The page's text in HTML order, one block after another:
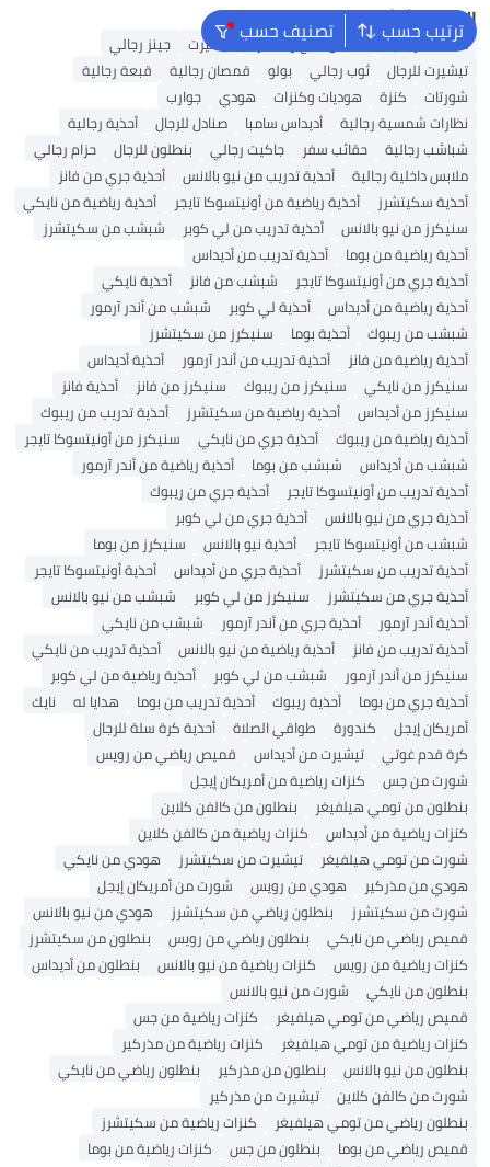
ترتيب حسب تصنيف حسب البحث الشائع
محفظة رجالية ملابس الحج والعمرة تيشيرت
جينز رجالي
تيشيرت للرجال
ثوب رجالي بولو قمصان رجالية
قبعة رجالية
شورتات
كنزة هوديات وكنزات هودي
جوارب
نظارات شمسية رجالية
أديداس سامبا صنادل للرجال
أحذية رجالية
شباشب رجالية
حقائب سفر جاكيت رجالي بنطلون للرجال
حزام رجالي
ملابس داخلية رجالية
أحذية تدريب من نيو بالانس
أحذية جري من فانز
أحذية سكيتشرز
أحذية رياضية من أونيتسوكا تايجر
أحذية رياضية من نايكي
سنيكرز من نيو بالانس
أحذية تدريب من لي كوبر
شبشب من سكيتشرز
أحذية رياضية من بوما
أحذية تدريب من أديداس
أحذية جري من أونيتسوكا تايجر
شبشب من فانز
أحذية نايكي
أحذية رياضية من أديداس
أحذية لي كوبر
شبشب من أندر آرمور
شبشب من ريبوك
أحذية بوما
سنيكرز من سكيتشرز
أحذية رياضية من فانز
أحذية تدريب من أندر آرمور
أحذية أديداس
سنيكرز من نايكي
سنيكرز من ريبوك سنيكرز من فانز
أحذية فانز
سنيكرز من أديداس
أحذية رياضية من سكيتشرز
أحذية تدريب من ريبوك
أحذية رياضية من ريبوك
أحذية جري من نايكي
سنيكرز من أونيتسوكا تايجر
شبشب من أديداس
شبشب من بوما
أحذية رياضية من أندر آرمور
أحذية تدريب من أونيتسوكا تايجر
أحذية جري من ريبوك
أحذية جري من نيو بالانس
أحذية جري من لي كوبر
شبشب من أونيتسوكا تايجر
أحذية نيو بالانس
سنيكرز من بوما
أحذية تدريب من سكيتشرز
أحذية جري من أديداس
أحذية أونيتسوكا تايجر
أحذية جري من سكيتشرز
سنيكرز من لي كوبر
شبشب من نيو بالانس
أحذية أندر آرمور
أحذية جري من أندر آرمور
شبشب من نايكي
أحذية تدريب من فانز
أحذية رياضية من نيو بالانس
أحذية تدريب من نايكي
سنيكرز من أندر آرمور
شبشب من لي كوبر
أحذية رياضية من لي كوبر
أحذية جري من بوما
أحذية ريبوك أحذية تدريب من بوما هدايا له
نايك
أمريكان إيجل
كندورة طواقي الصلاة
أحذية كرة سلة للرجال
كرة قدم غوتي
تيشيرت من أديداس
قميص رياضي من رويس
شورت من جس
كنزات رياضية من أمريكان إيجل
بنطلون من تومي هيلفيغر
بنطلون من كالفن كلاين
كنزات رياضية من أديداس
كنزات رياضية من كالفن كلاين
شورت من تومي هيلفيغر
تيشيرت من سكيتشرز
هودي من نايكي
هودي من مذركير
هودي من رويس
شورت من أمريكان إيجل
شورت من سكيتشرز
بنطلون رياضي من سكيتشرز
هودي من نيو بالانس
قميص رياضي من نايكي
بنطلون رياضي من رويس
بنطلون من سكيتشرز
كنزات رياضية من رويس
كنزات رياضية من نيو بالانس
بنطلون من أديداس
بنطلون من نايكي
شورت من نيو بالانس
قميص رياضي من تومي هيلفيغر
كنزات رياضية من جس
كنزات رياضية من تومي هيلفيغر
كنزات رياضية من مذركير
بنطلون من نيو بالانس
بنطلون من مذركير
بنطلون رياضي من نايكي
شورت من كالفن كلاين
تيشيرت من مذركير
بنطلون رياضي من تومي هيلفيغر
كنزات رياضية من سكيتشرز
قميص رياضي من بوما
بنطلون من جس
كنزات رياضية من بوما